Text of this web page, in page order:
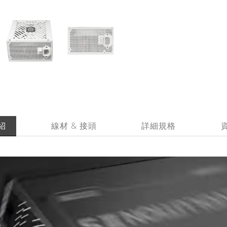
線材 & 接頭 詳細規格